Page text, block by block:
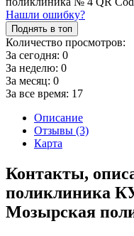
Нашли ошибку?
Поднять в топ
Количество просмотров:
За сегодня: 0
За неделю: 0
За месяц: 0
За все время: 17
Описание
Отзывы (3)
Карта
Контакты,
поликлиника
Мозырская